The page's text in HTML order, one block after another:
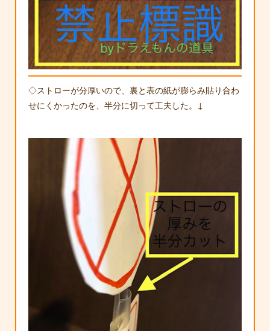
◇ストローが分厚いので、裏と表の紙が膨らみ貼り合わ
せにくかったのを、半分に切って工夫した。↓